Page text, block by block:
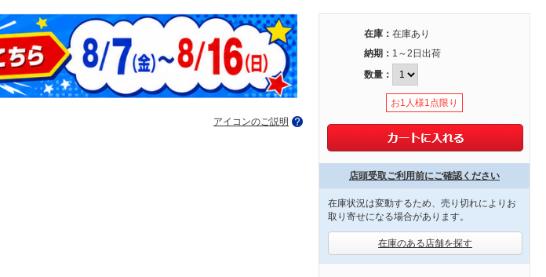
アイコンのご説明
在庫： 在庫あり
納期： 1～2日出荷
数量：
お1人様1点限り
店頭受取ご利用前にご確認ください
在庫状況は変動するため、売り切れによりお
取り寄せになる場合があります。
在庫のある店舗を探す